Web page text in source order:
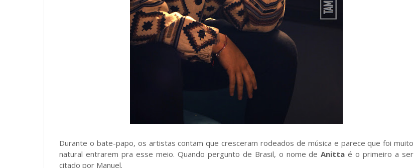
Durante o bate-papo, os artistas contam que cresceram rodeados de música e parece que foi muito
natural entrarem pra esse meio. Quando pergunto de Brasil, o nome deAnitta é o primeiro a ser
citado por Manuel.